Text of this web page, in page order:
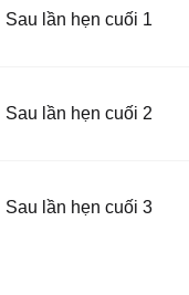
Sau lần hẹn cuối 1
Sau lần hẹn cuối 2
Sau lần hẹn cuối 3